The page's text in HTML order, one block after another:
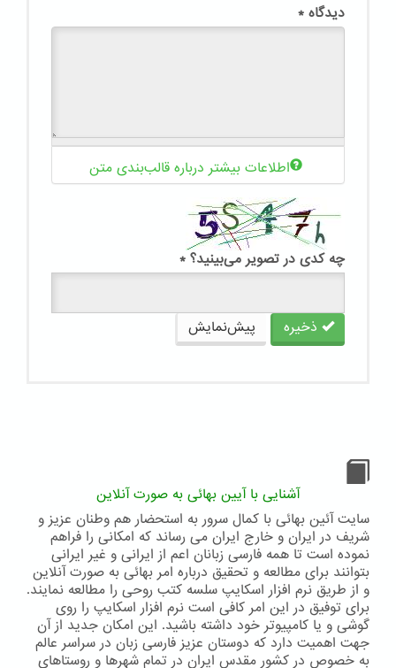
دیدگاه *
اطلاعات بیشتر درباره قالب‌بندی متن
چه کدی در تصویر می‌بینید؟ *
ذخیره پیش‌نمایش
آشنایی با آیین بهائی به صورت آنلاین
سایت آئین بهائی با کمال سرور به استحضار هم وطنان عزیز و
شریف در ایران و خارج ایران می رساند که امکانی را فراهم
نموده است تا همه فارسی زبانان اعم از ایرانی و غیر ایرانی
بتوانند برای مطالعه و تحقیق درباره امر بهائی به صورت آنلاین
و از طریق نرم افزار اسکایپ سلسه کتب روحی را مطالعه نمایند.
برای توفیق در این امر کافی است نرم افزار اسکایپ را روی
گوشی و یا کامپیوتر خود داشته باشید. این امکان جدید از آن
جهت اهمیت دارد که دوستان عزیز فارسی زبان در سراسر عالم
به خصوص در کشور مقدس ایران در تمام شهرها و روستاهای